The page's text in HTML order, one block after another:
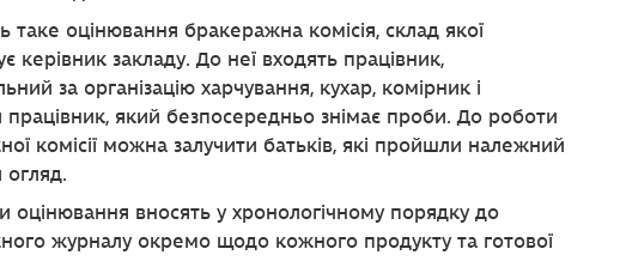
таке оцінювання бракеражна комісія, склад якої
керівник закладу. До неї входять працівник,
за організацію харчування, кухар, комірник і
який безпосередньо знімає проби. До роботи
комісії можна залучити батьків, які пройшли належний
оцінювання вносять у хронологічному порядку до
журналу окремо щодо кожного продукту та готової